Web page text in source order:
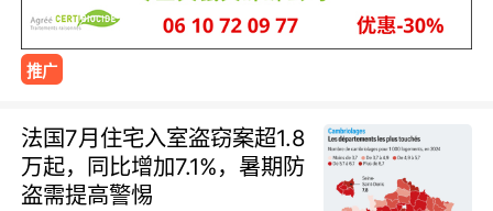
推广
法国7月住宅入室盗窃案超1.8
万起，同比增加7.1%，暑期防
盗需提高警惕